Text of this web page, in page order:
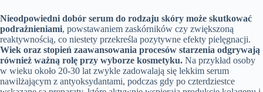
Nieodpowiedni dobór serum do rodzaju skóry może skutkować
podrażnieniami, powstawaniem zaskórników czy zwiększoną
reaktywnością, co niestety przekreśla pozytywne efekty pielęgnacji.
Wiek oraz stopień zaawansowania procesów starzenia odgrywają
również ważną rolę przy wyborze kosmetyku. Na przykład osoby
w wieku około 20-30 lat zwykle zadowalają się lekkim serum
nawilżającym z antyoksydantami, podczas gdy po czterdziestce